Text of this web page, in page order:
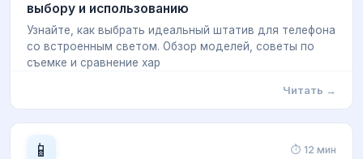
выбору и использованию
Узнайте, как выбрать идеальный штатив для телефона
со встроенным светом. Обзор моделей, советы по
съемке и сравнение хар
Читать →
📱 ⏱ 12 мин